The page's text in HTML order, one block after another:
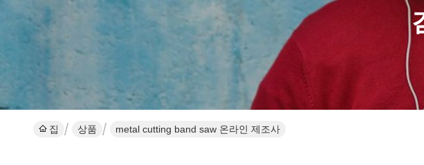
집 상품 metal cutting band saw 온라인 제조사